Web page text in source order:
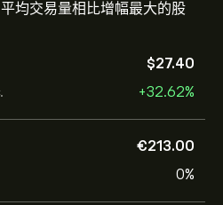
均交易量相比增幅最大的股
‎$‎27.40
+32.62%
‎€‎213.00
0%